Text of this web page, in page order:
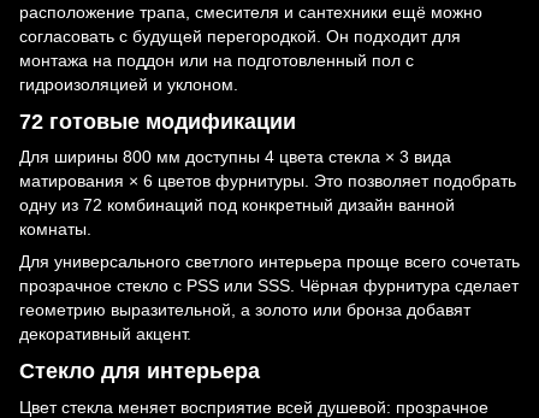
расположение трапа, смесителя и сантехники ещё можно
согласовать с будущей перегородкой. Он подходит для
монтажа на поддон или на подготовленный пол с
гидроизоляцией и уклоном.
72 готовые модификации
Для ширины 800 мм доступны 4 цвета стекла × 3 вида
матирования × 6 цветов фурнитуры. Это позволяет подобрать
одну из 72 комбинаций под конкретный дизайн ванной
комнаты.
Для универсального светлого интерьера проще всего сочетать
прозрачное стекло с PSS или SSS. Чёрная фурнитура сделает
геометрию выразительной, а золото или бронза добавят
декоративный акцент.
Стекло для интерьера
Цвет стекла меняет восприятие всей душевой: прозрачное